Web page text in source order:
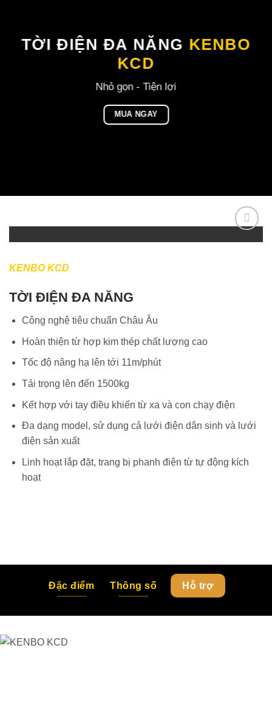
TỜI ĐIỆN ĐA NĂNG KENBO
KCD
Nhỏ gọn - Tiện lợi
MUA NGAY
KENBO KCD
TỜI ĐIỆN ĐA NĂNG
Công nghệ tiêu chuẩn Châu Âu
Hoàn thiện từ hợp kim thép chất lượng cao
Tốc độ nâng hạ lên tới 11m/phút
Tải trọng lên đến 1500kg
Kết hợp với tay điều khiển từ xa và con chạy điện
Đa dạng model, sử dụng cả lưới điện dân sinh và lưới
điện sản xuất
Linh hoạt lắp đặt, trang bị phanh điện từ tự động kích
hoạt
Đặc điểm Thông số Hỗ trợ